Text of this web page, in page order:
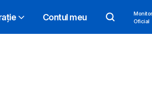
Contul meu
Oficial